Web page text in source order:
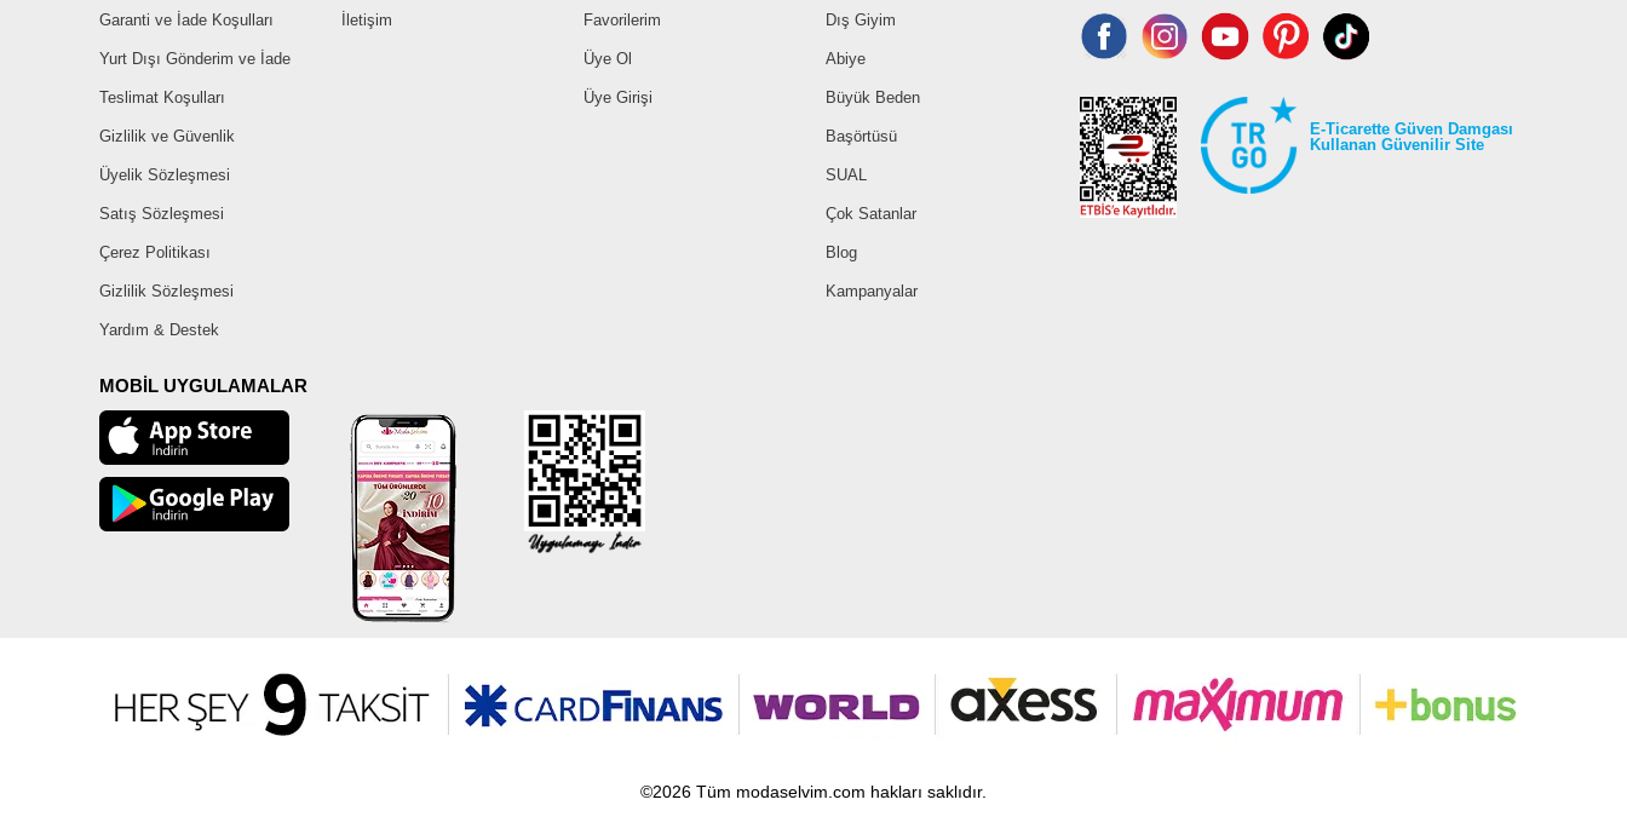
Garanti ve İade Koşulları
Yurt Dışı Gönderim ve İade
Teslimat Koşulları
Gizlilik ve Güvenlik
Üyelik Sözleşmesi
Satış Sözleşmesi
Çerez Politikası
Gizlilik Sözleşmesi
Yardım & Destek
İletişim Favorilerim
Üye Ol
Üye Girişi
Dış Giyim
Abiye
Büyük Beden
Başörtüsü
SUAL
Çok Satanlar
Blog
Kampanyalar
MOBİL UYGULAMALAR
E-Ticarette Güven Damgası
Kullanan Güvenilir Site
©2026 Tüm modaselvim.com hakları saklıdır.